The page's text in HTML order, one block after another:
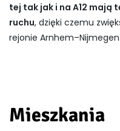
tej tak jak i na A12
ruchu, dzięki czemu
rejonie Arnhem–Nijmegen.
Mieszkania